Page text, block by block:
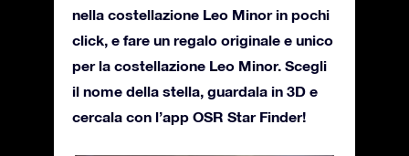
nella costellazione Leo Minor in pochi
click, e fare un regalo originale e unico
per la costellazione Leo Minor. Scegli
il nome della stella, guardala in 3D e
cercala con l’app OSR Star Finder!